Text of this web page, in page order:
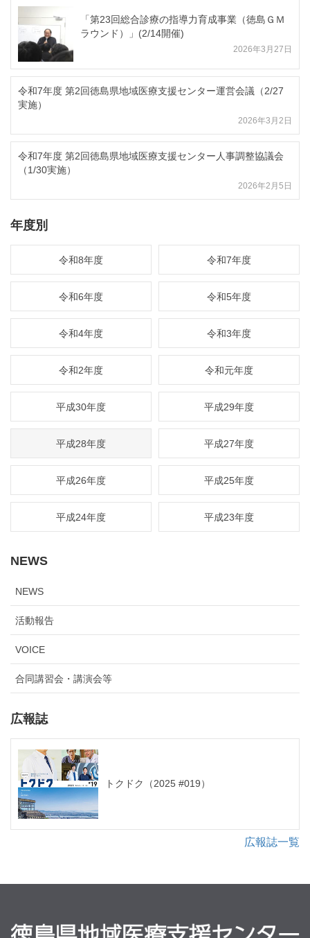
「第23回総合診療の指導力育成事業（徳島ＧＭ
ラウンド）」(2/14開催)
2026年3月27日
令和7年度 第2回徳島県地域医療支援センター運営会議（2/27
実施）
2026年3月2日
令和7年度 第2回徳島県地域医療支援センター人事調整協議会
（1/30実施）
2026年2月5日
年度別
令和8年度 令和7年度
令和6年度 令和5年度
令和4年度 令和3年度
令和2年度 令和元年度
平成30年度 平成29年度
平成28年度 平成27年度
平成26年度 平成25年度
平成24年度 平成23年度
NEWS
NEWS
活動報告
VOICE
合同講習会・講演会等
広報誌
トクドク（2025 #019）
広報誌一覧